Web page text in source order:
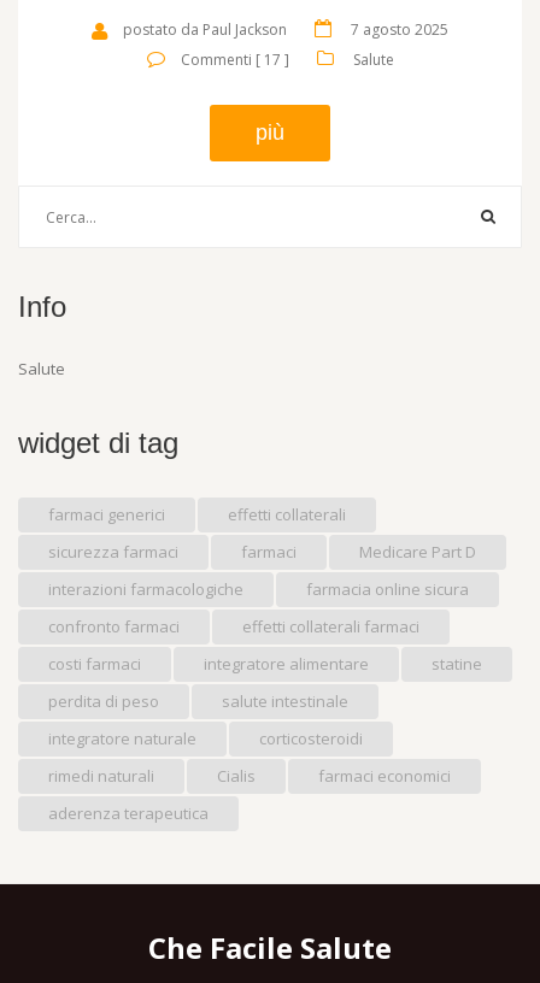
postato da Paul Jackson
7 agosto 2025
Commenti [ 17 ]
Salute
più
Info
Salute
widget di tag
farmaci generici
effetti collaterali
sicurezza farmaci
farmaci
Medicare Part D
interazioni farmacologiche
farmacia online sicura
confronto farmaci
effetti collaterali farmaci
costi farmaci
integratore alimentare
statine
perdita di peso
salute intestinale
integratore naturale
corticosteroidi
rimedi naturali
Cialis
farmaci economici
aderenza terapeutica
Che Facile Salute